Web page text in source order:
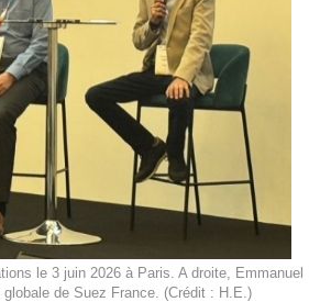
le 3 juin 2026 à Paris. A droite, Emmanuel
de Suez France. (Crédit : H.E.)